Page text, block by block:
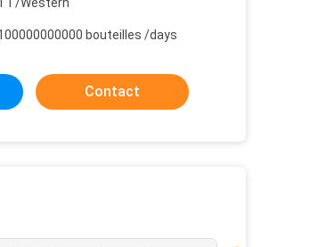
bouteilles /days
Contact